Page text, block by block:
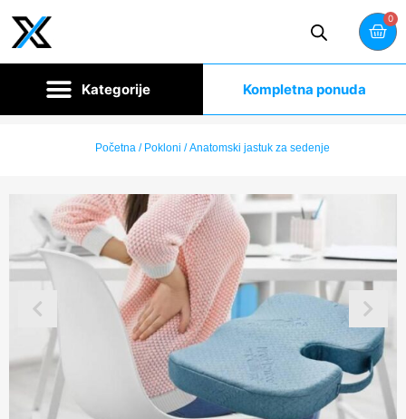
0
Kompletna ponuda
Početna/ Pokloni / Anatomski jastuk za sedenje